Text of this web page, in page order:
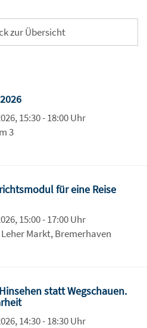
zur Übersicht
15:30 - 18:00 Uhr
3
für eine Reise
15:00 - 17:00 Uhr
Markt, Bremerhaven
statt Wegschauen.
14:30 - 18:30 Uhr